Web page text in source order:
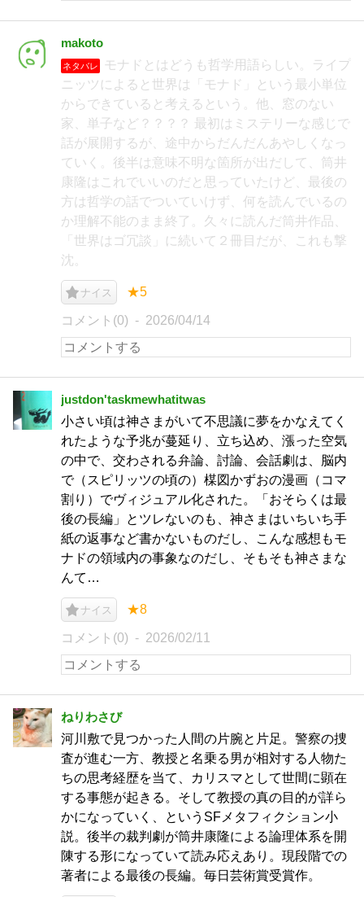
makoto
ネタバレ
モナドとはどうも哲学用語らしい。ライプ
ニッツによると世界は「モナド」という最小単位
からできていると考えるという。他、窓のない
家、単子など？？？？ 最初はミステリーな感じで
話が展開するが、途中からだんだんあやしくなっ
ていく。後半は意味不明な箇所が出だして、筒井
康隆はこれでいいのだと思っていたけど、最後の
方は哲学の話でついていけず、何を読んでいるの
か理解不能のまま終了。久々に読んだ筒井作品、
「世界はゴ冗談」に続いて２冊目だが、これも撃
沈。
ナイス ★5
コメント(0) 2026/04/14
justdon'taskmewhatitwas
小さい頃は神さまがいて不思議に夢をかなえてく
れたような予兆が蔓延り、立ち込め、漲った空気
の中で、交わされる弁論、討論、会話劇は、脳内
で（スピリッツの頃の）楳図かずおの漫画（コマ
割り）でヴィジュアル化された。「おそらくは最
後の長編」とツレないのも、神さまはいちいち手
紙の返事など書かないものだし、こんな感想もモ
ナドの領域内の事象なのだし、そもそも神さまな
んて…
ナイス ★8
コメント(0) 2026/02/11
ねりわさび
河川敷で見つかった人間の片腕と片足。警察の捜
査が進む一方、教授と名乗る男が相対する人物た
ちの思考経歴を当て、カリスマとして世間に顕在
する事態が起きる。そして教授の真の目的が詳ら
かになっていく、というSFメタフィクション小
説。後半の裁判劇が筒井康隆による論理体系を開
陳する形になっていて読み応えあり。現段階での
著者による最後の長編。毎日芸術賞受賞作。